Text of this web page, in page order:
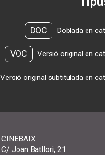
DOC Doblada en
VOC Versió original en
Versió original subtitulada en
CINEBAIX
C/ Joan Batllori, 21